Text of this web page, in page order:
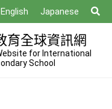
English Japanese
尋
育全球資訊網
for International
School